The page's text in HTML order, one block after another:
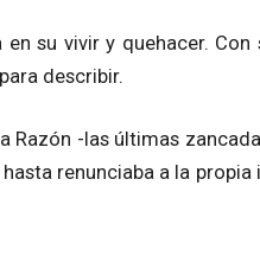
su vivir y quehacer.
describir.
Razón -las últimas
renunciaba a la